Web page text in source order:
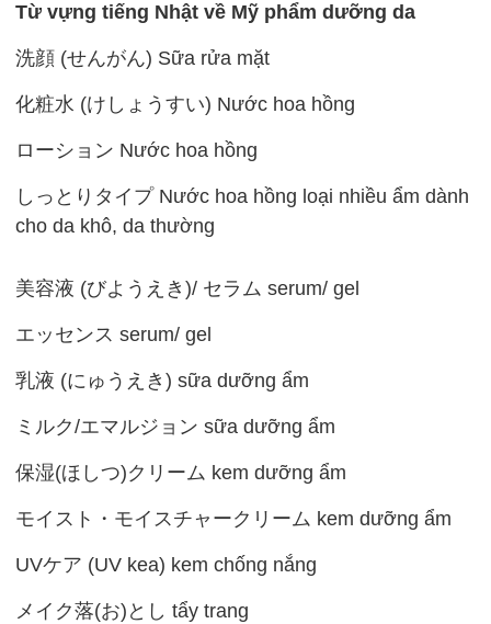
Từ vựng tiếng Nhật về Mỹ phẩm dưỡng da
洗顔 (せんがん) Sữa rửa mặt
化粧水 (けしょうすい) Nước hoa hồng
ローション Nước hoa hồng
しっとりタイプ Nước hoa hồng loại nhiều ẩm dành
cho da khô, da thường
美容液 (びようえき)/ セラム serum/ gel
エッセンス serum/ gel
乳液 (にゅうえき) sữa dưỡng ẩm
ミルク/エマルジョン sữa dưỡng ẩm
保湿(ほしつ)クリーム kem dưỡng ẩm
モイスト・モイスチャークリーム kem dưỡng ẩm
UVケア (UV kea) kem chống nắng
メイク落(お)とし tẩy trang